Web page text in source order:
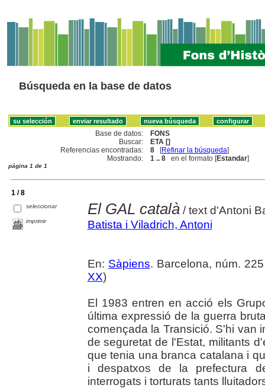
Búsqueda en la base de datos
Base de datos:
FONS
Buscar:
ETA []
Referencias encontradas:
8 [Refinar la búsqueda]
Mostrando:
1 .. 8 en el formato [Estandar]
página 1 de 1
1 / 8
seleccionar
imprimir
El GAL català/ text d'Antoni
Batista i Viladrich, Antoni
En: Sàpiens. Barcelona, núm.
XX)
El 1983 entren en acció els
última expressió de la guerra
començada la Transició. S'hi van
de seguretat de l'Estat, militants
que tenia una branca catalana i
i despatxos de la prefectura
interrogats i torturats tants